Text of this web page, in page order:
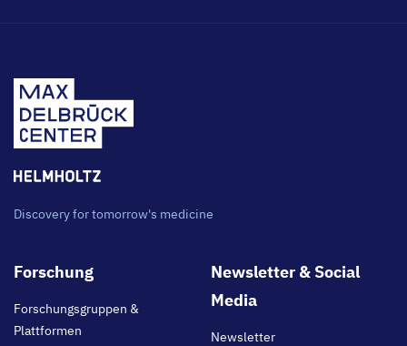
Discovery for tomorrow's medicine
Footer
Forschung
Forschungsgruppen &
Plattformen
Newsletter & Social
Media
Newsletter